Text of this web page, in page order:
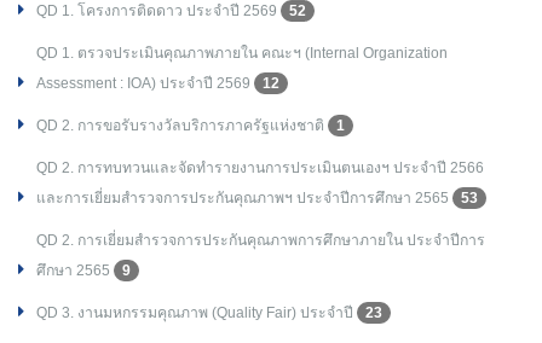
QD 1. โครงการติดดาว ประจำปี 2569 52
QD 1. ตรวจประเมินคุณภาพภายใน คณะฯ (Internal Organization
Assessment : IOA) ประจำปี 2569
12
QD 2. การขอรับรางวัลบริการภาครัฐแห่งชาติ 1
QD 2. การทบทวนและจัดทำรายงานการประเมินตนเองฯ ประจำปี 2566
และการเยี่ยมสำรวจการประกันคุณภาพฯ ประจำปีการศึกษา 2565
53
QD 2. การเยี่ยมสำรวจการประกันคุณภาพการศึกษาภายใน ประจำปีการ
ศึกษา 2565
9
QD 3. งานมหกรรมคุณภาพ (Quality Fair) ประจำปี 23